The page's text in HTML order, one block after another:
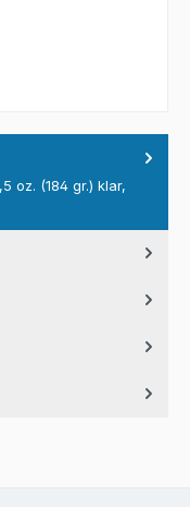
oz. (184 gr.) klar,